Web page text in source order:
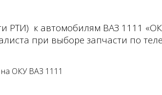
РТИ) к автомобилям ВАЗ 1111
при выборе запчасти по